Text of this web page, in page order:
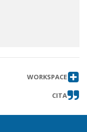
WORKSPACE
CITA